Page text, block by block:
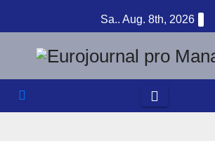
Inhalt
springen
Sa.. Aug. 8th, 2026